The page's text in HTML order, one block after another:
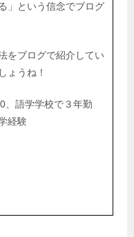
」という信念でブログ
をブログで紹介してい
ょうね！
、語学学校で３年勤
経験